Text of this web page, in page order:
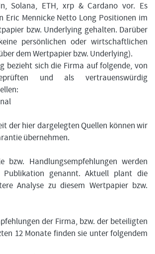
Solana, ETH, xrp & Cardano vor. Es
Eric Mennicke Netto Long Positionen im
bzw. Underlying gehalten. Darüber
persönlichen oder wirtschaftlichen
dem Wertpapier bzw. Underlying).
bezieht sich die Firma auf folgende, von
und als vertrauenswürdig
der hier dargelegten Quellen können wir
übernehmen.
bzw. Handlungsempfehlungen werden
Publikation genannt. Aktuell plant die
Analyse zu diesem Wertpapier bzw.
der Firma, bzw. der beteiligten
12 Monate finden sie unter folgendem